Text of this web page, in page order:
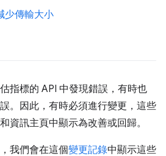
少傳輸大小
指標的 API 中發現錯誤，有時也
。因此，有時必須進行變更，這些
資訊主頁中顯示為改善或回歸。
我們會在這個變更記錄中顯示這些